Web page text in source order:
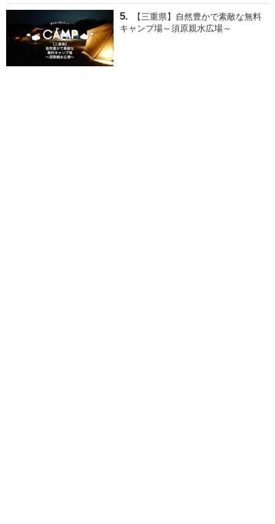
【三重県】自然豊かで素敵な無料
キャンプ場～須原親水広場～